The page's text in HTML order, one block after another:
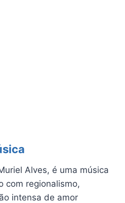
Alves, é uma música
com regionalismo,
intensa de amor